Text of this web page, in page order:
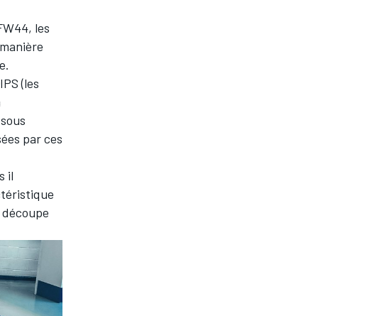
les
(les
par ces
il